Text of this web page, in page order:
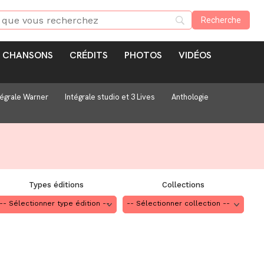
CHANSONS CRÉDITS PHOTOS
VIDÉOS
Warner Intégrale studio et 3 Lives
Anthologie
Types éditions Collections